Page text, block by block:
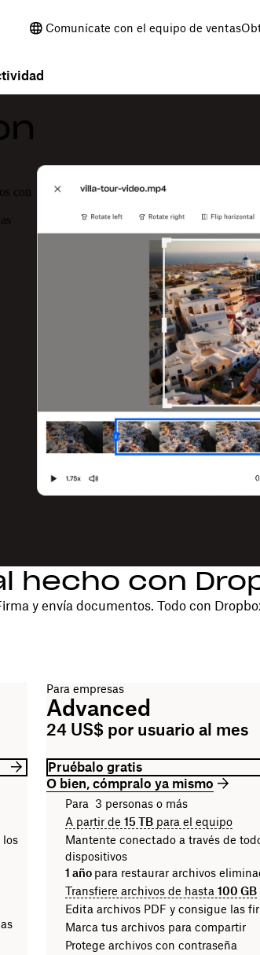
Comunícate con el equipo de ventas
con
hecho con
y envía documentos. Todo con
los
Para empresas
Advanced
24 US$ por usuario al mes
Pruébalo gratis
O bien, cómpralo ya mismo
Para 3 personas o más
A partir de 15 TB para el equipo
Mantente conectado a través de
dispositivos
1 año para restaurar archivos
Transfiere archivos de hasta 100 GB
Edita archivos PDF y consigue las
Marca tus archivos para compartir
Protege archivos con contraseña